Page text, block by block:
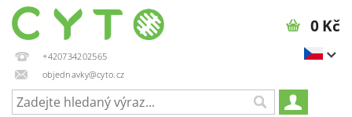
+420734202565
objednavky@cyto.cz
0 Kč